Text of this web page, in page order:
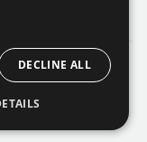
DECLINE ALL